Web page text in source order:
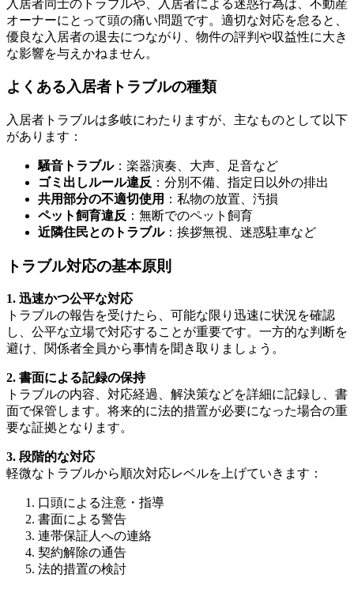
入居者同士のトラブルや、入居者による迷惑行為は、不動産
オーナーにとって頭の痛い問題です。適切な対応を怠ると、
優良な入居者の退去につながり、物件の評判や収益性に大き
な影響を与えかねません。
よくある入居者トラブルの種類
入居者トラブルは多岐にわたりますが、主なものとして以下
があります：
騒音トラブル：楽器演奏、大声、足音など
ゴミ出しルール違反 ：分別不備、指定日以外の排出
共用部分の不適切使用 ：私物の放置、汚損
ペット飼育違反 ：無断でのペット飼育
近隣住民とのトラブル：挨拶無視、迷惑駐車など
トラブル対応の基本原則
1. 迅速かつ公平な対応
トラブルの報告を受けたら、可能な限り迅速に状況を確認
し、公平な立場で対応することが重要です。一方的な判断を
避け、関係者全員から事情を聞き取りましょう。
2. 書面による記録の保持
トラブルの内容、対応経過、解決策などを詳細に記録し、書
面で保管します。将来的に法的措置が必要になった場合の重
要な証拠となります。
3. 段階的な対応
軽微なトラブルから順次対応レベルを上げていきます：
口頭による注意・指導
書面による警告
連帯保証人への連絡
契約解除の通告
法的措置の検討